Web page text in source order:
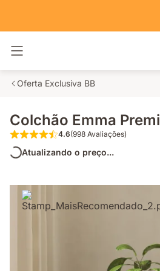
Oferta Exclusiva BB
Colchão Emma
4.6 de 5 estrelas (998
4.6(998 Avaliações)
Atualizando o preço...